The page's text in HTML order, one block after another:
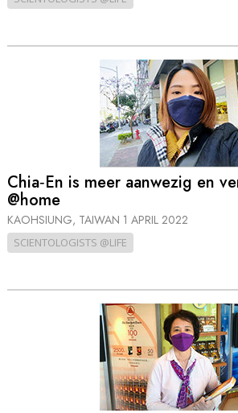
Chia‑En is meer aanwezig en
@home
KAOHSIUNG, TAIWAN 1 APRIL 2022
SCIENTOLOGISTS @LIFE